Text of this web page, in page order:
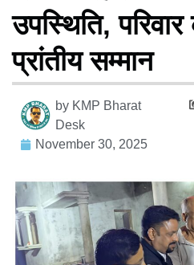
उपस्थिति, परिवार
प्रांतीय सम्मान
by KMP Bharat
Desk
November 30, 2025